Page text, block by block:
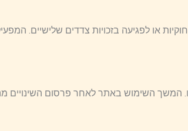
לפגיעה בזכויות צדדים שלישיים.
המשך השימוש באתר לאחר פרסום השינויים